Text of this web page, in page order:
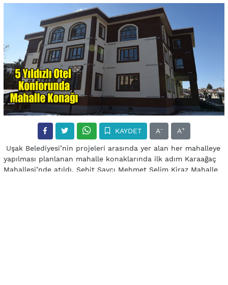
KAYDET A- A+
Uşak Belediyesi’nin projeleri arasında yer alan her mahalleye
yapılması planlanan mahalle konaklarında ilk adım Karaağaç
Mahallesi’nde atıldı. Şehit Savcı Mehmet Selim Kiraz Mahalle